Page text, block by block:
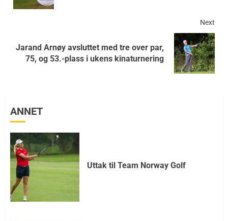
Next
Jarand Arnøy avsluttet med tre over par,
75, og 53.-plass i ukens kinaturnering
ANNET
Uttak til Team Norway Golf